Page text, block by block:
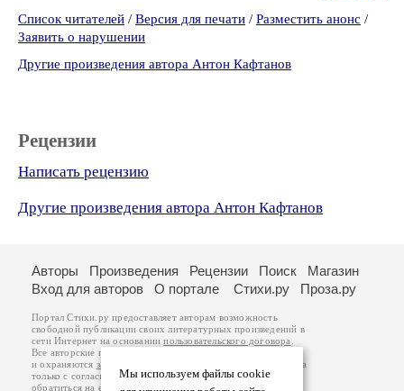
Список читателей / Версия для печати / Разместить анонс /
Заявить о нарушении
Другие произведения автора Антон Кафтанов
Рецензии
Написать рецензию
Другие произведения автора Антон Кафтанов
Мы используем файлы cookie
Авторы Произведения Рецензии Поиск
Магазин
Вход для авторов
О портале Стихи.ру Проза.ру
Портал Стихи.ру предоставляет авторам возможность
свободной публикации своих литературных произведений в
сети Интернет на основаниипользовательского договора
Все авторские права на произведения принадлежат авторам
и охраняются законом
. Перепечатка произведений возможна
только с согласия его автора, к которому вы можете
обратиться на его авторской странице. Ответственность за